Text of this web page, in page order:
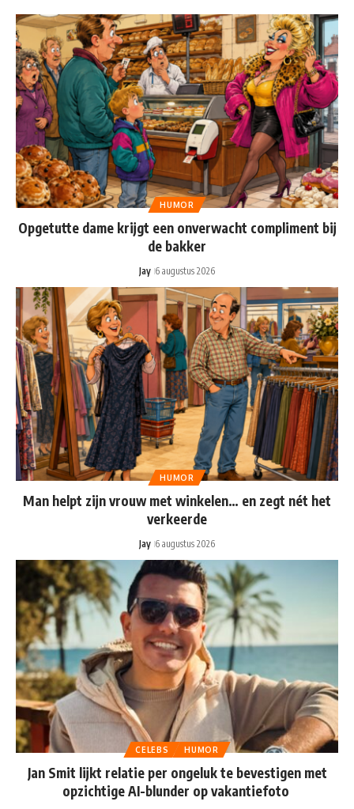
HUMOR
Opgetutte dame krijgt een onverwacht compliment bij
de bakker
Jay 6 augustus 2026
HUMOR
Man helpt zijn vrouw met winkelen… en zegt nét het
verkeerde
Jay 6 augustus 2026
CELEBS HUMOR
Jan Smit lijkt relatie per ongeluk te bevestigen met
opzichtige AI-blunder op vakantiefoto